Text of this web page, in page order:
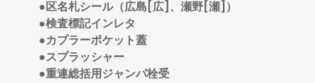
●区名札シール（広島[広]、瀬野[瀬]）
●検査標記インレタ
●カプラーポケット蓋
●スプラッシャー
●重連総括用ジャンパ栓受